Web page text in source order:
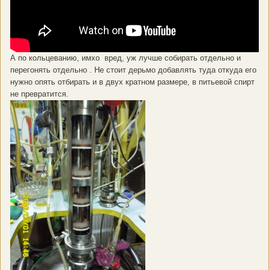
А по кольцеванию, имхо вред, уж лучше собирать отдельно и
перегонять отдельно . Не стоит дерьмо добавлять туда откуда его
нужно опять отбирать и в двух кратном размере, в питьевой спирт
не превратится.